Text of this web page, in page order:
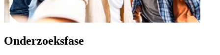
Onderzoeksfase